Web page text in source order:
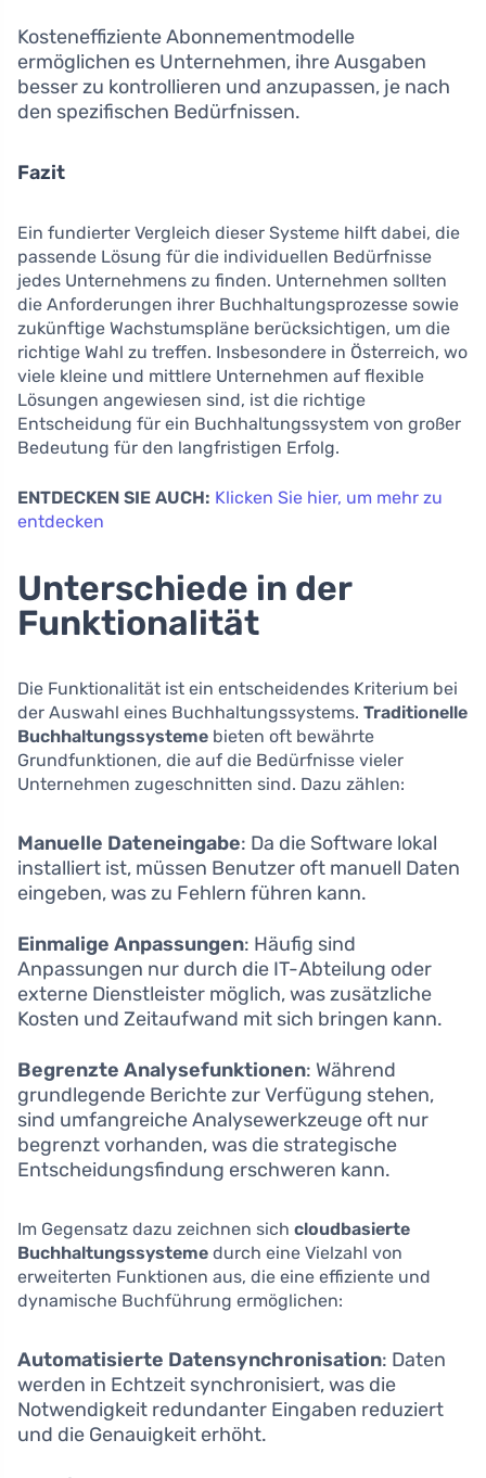
Kosteneffiziente Abonnementmodelle
ermöglichen es Unternehmen, ihre Ausgaben
besser zu kontrollieren und anzupassen, je nach
den spezifischen Bedürfnissen.
Fazit
Ein fundierter Vergleich dieser Systeme hilft dabei, die
passende Lösung für die individuellen Bedürfnisse
jedes Unternehmens zu finden. Unternehmen sollten
die Anforderungen ihrer Buchhaltungsprozesse sowie
zukünftige Wachstumspläne berücksichtigen, um die
richtige Wahl zu treffen. Insbesondere in Österreich, wo
viele kleine und mittlere Unternehmen auf flexible
Lösungen angewiesen sind, ist die richtige
Entscheidung für ein Buchhaltungssystem von großer
Bedeutung für den langfristigen Erfolg.
ENTDECKEN SIE AUCH: Klicken Sie hier, um mehr zu
entdecken
Unterschiede in der
Funktionalität
Die Funktionalität ist ein entscheidendes Kriterium bei
der Auswahl eines Buchhaltungssystems. Traditionelle
Buchhaltungssysteme bieten oft bewährte
Grundfunktionen, die auf die Bedürfnisse vieler
Unternehmen zugeschnitten sind. Dazu zählen:
Manuelle Dateneingabe: Da die Software lokal
installiert ist, müssen Benutzer oft manuell Daten
eingeben, was zu Fehlern führen kann.
Einmalige Anpassungen: Häufig sind
Anpassungen nur durch die IT-Abteilung oder
externe Dienstleister möglich, was zusätzliche
Kosten und Zeitaufwand mit sich bringen kann.
Begrenzte Analysefunktionen: Während
grundlegende Berichte zur Verfügung stehen,
sind umfangreiche Analysewerkzeuge oft nur
begrenzt vorhanden, was die strategische
Entscheidungsfindung erschweren kann.
Im Gegensatz dazu zeichnen sich cloudbasierte
Buchhaltungssysteme durch eine Vielzahl von
erweiterten Funktionen aus, die eine effiziente und
dynamische Buchführung ermöglichen:
Automatisierte Datensynchronisation: Daten
werden in Echtzeit synchronisiert, was die
Notwendigkeit redundanter Eingaben reduziert
und die Genauigkeit erhöht.